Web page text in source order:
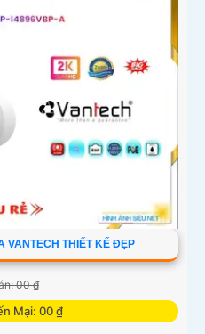
VANTECH THIẾT KẾ ĐẸP
00 ₫
Mại: 00 ₫